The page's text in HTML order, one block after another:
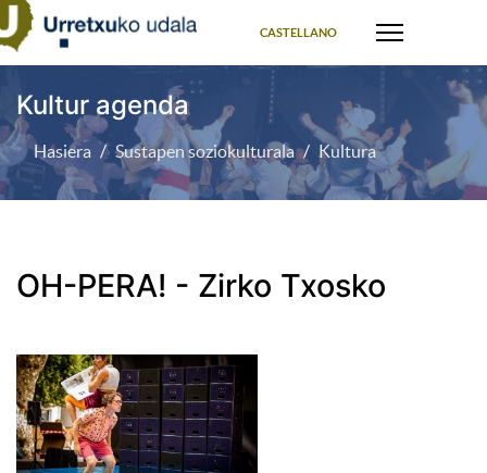
CASTELLANO
Kultur agenda
Hasiera Sustapen soziokulturala Kultura
OH-PERA! - Zirko Txosko